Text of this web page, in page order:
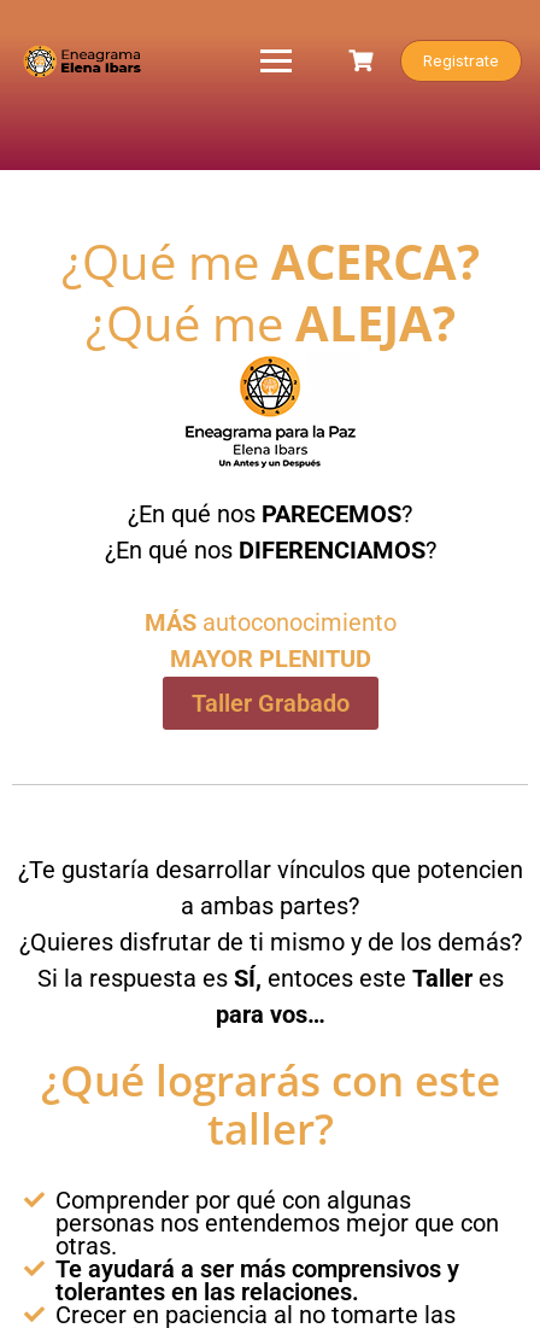
Registrate
¿Qué me ACERCA?
¿Qué me ALEJA?
¿En qué nos PARECEMOS?
¿En qué nos DIFERENCIAMOS?
MÁSautoconocimiento
MAYOR PLENITUD
Taller Grabado
¿Te gustaría desarrollar vínculos que potencien
a ambas partes?
¿Quieres disfrutar de ti mismo y de los demás?
Si la respuesta es SÍ, entoces este Talleres
para vos…
¿Qué lograrás con este
taller?
Comprender por qué con algunas
personas nos entendemos mejor que con
otras.
Te ayudará a ser más comprensivos y
tolerantes en las relaciones.
Crecer en paciencia al no tomarte las